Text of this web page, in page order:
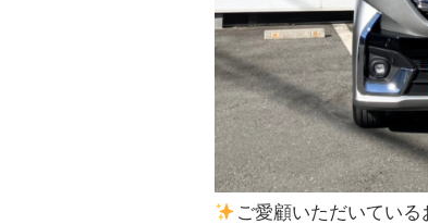
ご愛顧いただいてい